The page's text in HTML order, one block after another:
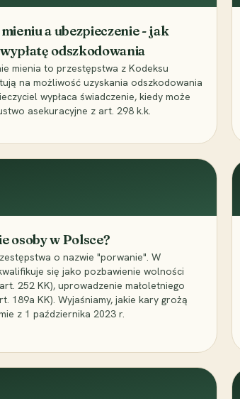
a ubezpieczenie - jak
odszkodowania
mienia to przestępstwa z Kodeksu
na możliwość uzyskania odszkodowania
wypłaca świadczenie, kiedy może
asekuracyjne z art. 298 k.k.
osoby w Polsce?
o nazwie "porwanie". W
się jako pozbawienie wolności
252 KK), uprowadzenie małoletniego
189a KK). Wyjaśniamy, jakie kary grożą
z 1 października 2023 r.